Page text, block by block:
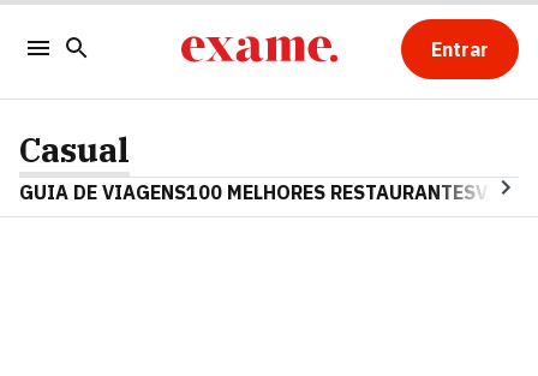
Entrar
Casual
GUIA DE VIAGENS100 MELHORES RESTAURANTES